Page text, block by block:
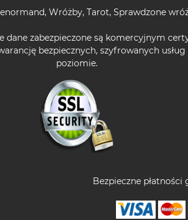
, Wróżby, Tarot, Sprawdzone
dane zabezpieczone są komercyjnym
bezpiecznych, szyfrowanych
poziomie.
Bezpieczne płatności